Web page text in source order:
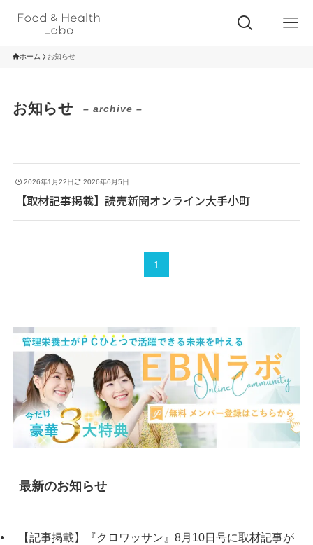
ホーム お知らせ
お知らせ – archive –
2026年1月22日 2026年6月5日
【取材記事掲載】読売新聞オンライン大手小町
1
最新のお知らせ
【記事掲載】『クロワッサン』8月10日号に取材記事が